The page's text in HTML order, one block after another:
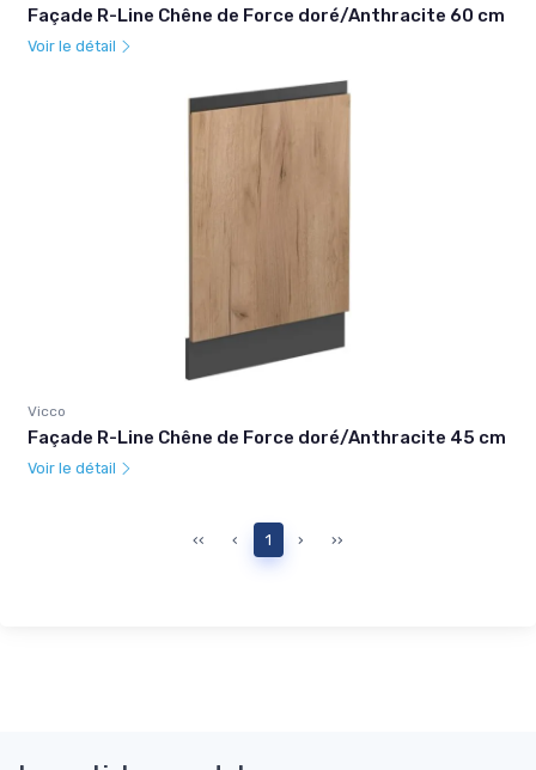
Façade R-Line Chêne de Force doré/Anthracite 60 cm
Voir le détail
Vicco
Façade R-Line Chêne de Force doré/Anthracite 45 cm
Voir le détail
‹‹ ‹ 1 › ››